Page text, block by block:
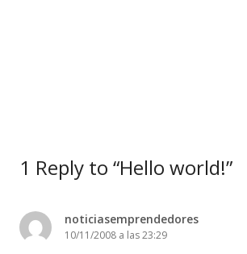
1 Reply to “Hello world!”
noticiasemprendedores
10/11/2008 a las 23:29